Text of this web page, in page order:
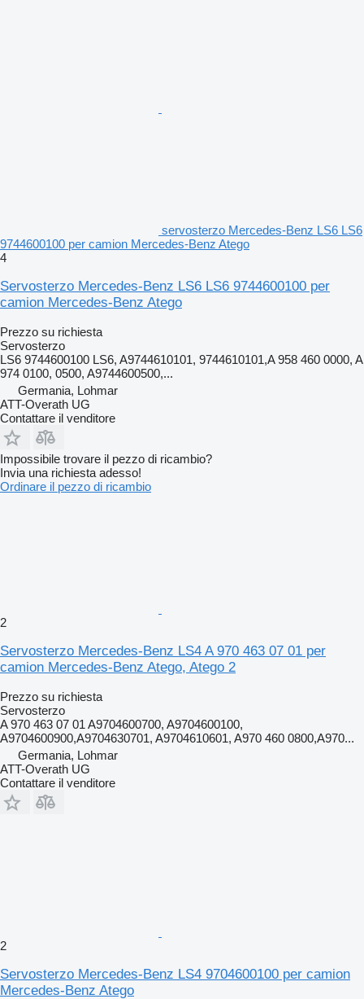
servosterzo Mercedes-Benz LS6 LS6
9744600100 per camion Mercedes-Benz Atego
4
Servosterzo Mercedes-Benz LS6 LS6 9744600100 per
camion Mercedes-Benz Atego
Prezzo su richiesta
Servosterzo
LS6 9744600100 LS6, A9744610101, 9744610101,A 958 460 0000, A
974 0100, 0500, A9744600500,...
Germania, Lohmar
ATT-Overath UG
Contattare il venditore
Impossibile trovare il pezzo di ricambio?
Invia una richiesta adesso!
Ordinare il pezzo di ricambio
2
Servosterzo Mercedes-Benz LS4 A 970 463 07 01 per
camion Mercedes-Benz Atego, Atego 2
Prezzo su richiesta
Servosterzo
A 970 463 07 01 A9704600700, A9704600100,
A9704600900,A9704630701, A9704610601, A970 460 0800,A970...
Germania, Lohmar
ATT-Overath UG
Contattare il venditore
2
Servosterzo Mercedes-Benz LS4 9704600100 per camion
Mercedes-Benz Atego